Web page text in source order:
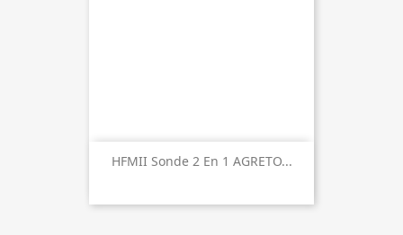
HFMII Sonde 2 En 1 AGRETO...